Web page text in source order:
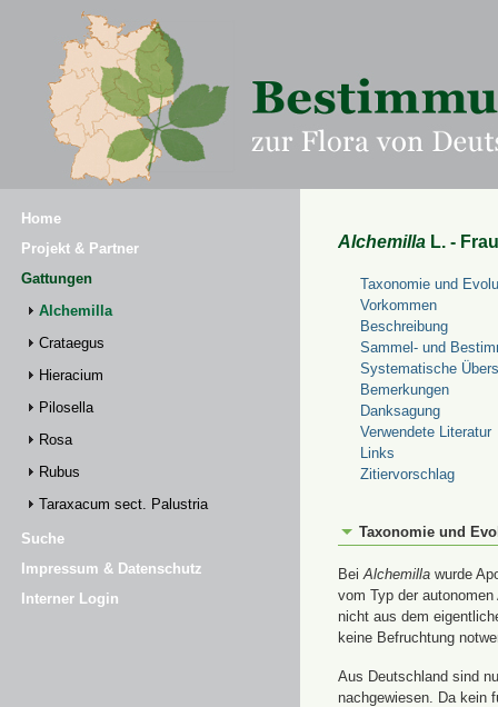
Home
Projekt & Partner
Gattungen
Alchemilla
Crataegus
Hieracium
Pilosella
Rosa
Rubus
Taraxacum sect. Palustria
Suche
Impressum & Datenschutz
Interner Login
Alchemilla L. -
Taxonomie und
Vorkommen
Beschreibung
Sammel- und
Systematische
Bemerkungen
Danksagung
Verwendete Literatur
Links
Zitiervorschlag
Taxonomie und
BeiAlchemilla wurde
vom Typ der
nicht aus dem
keine Befruchtung
Aus Deutschland sind
nachgewiesen. Da kein